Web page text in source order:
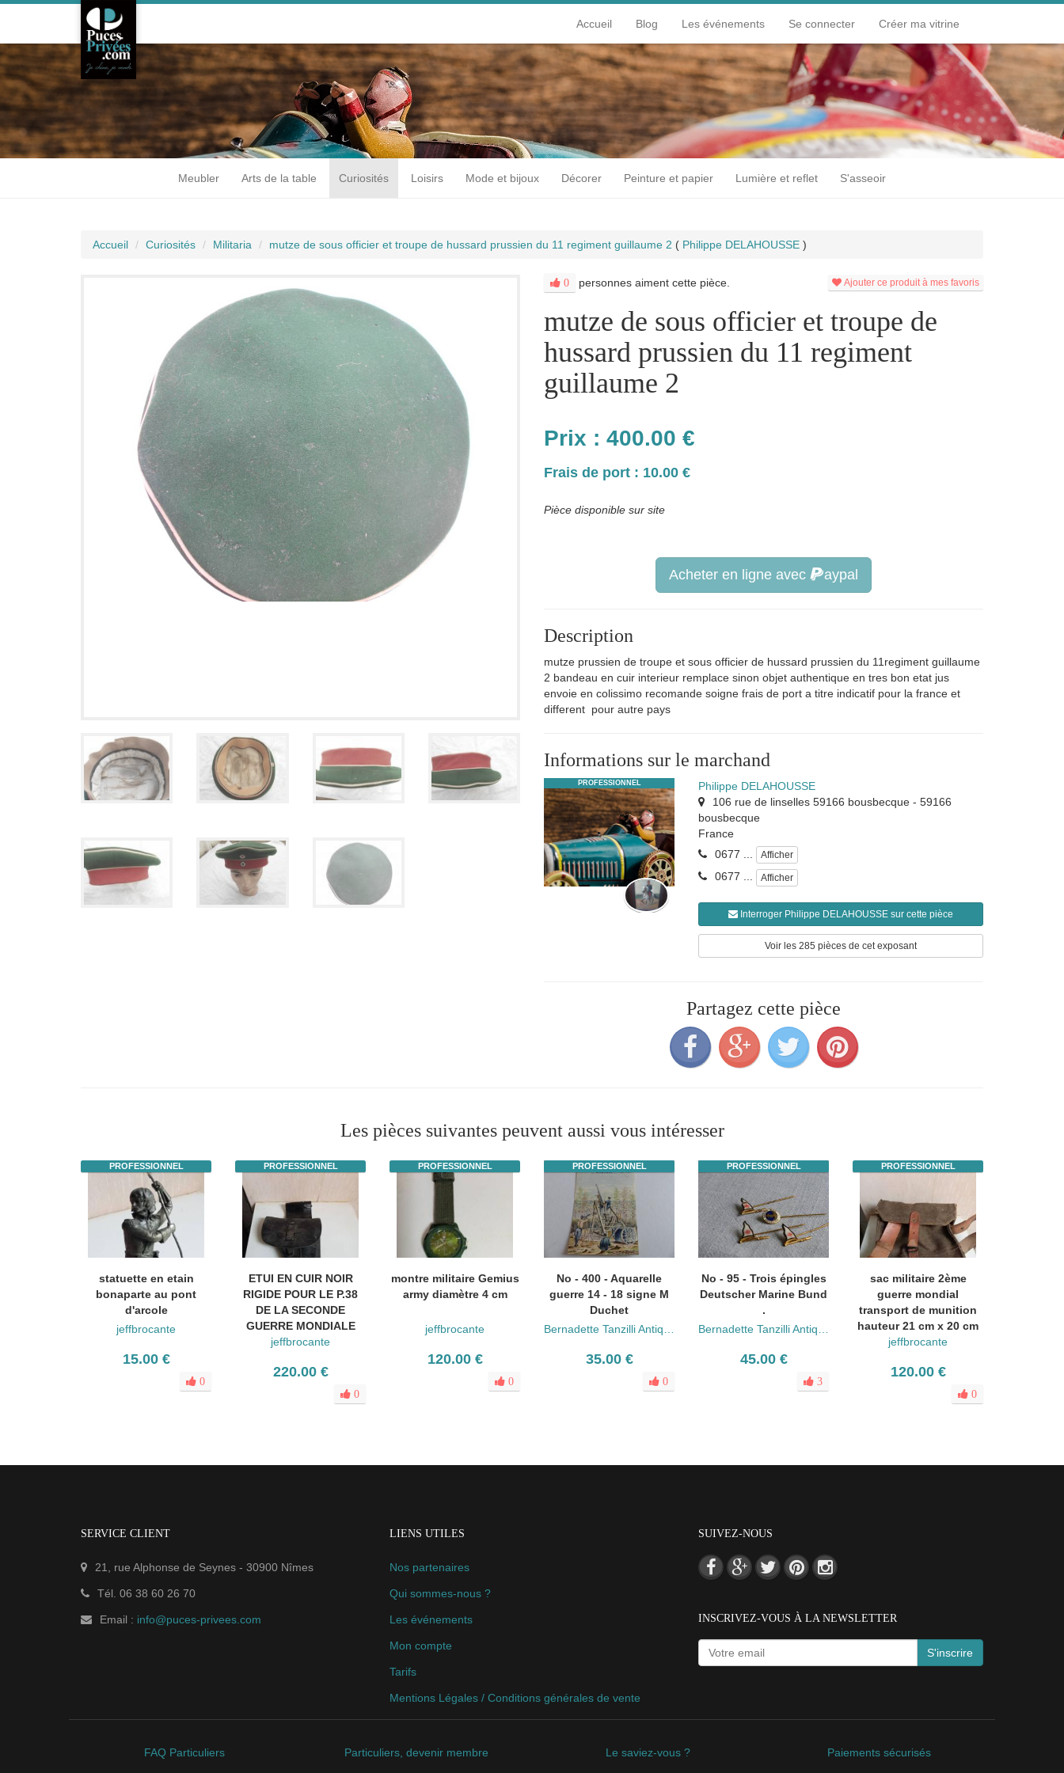
Accueil Blog Les événements Se connecter Créer ma vitrine
Meubler Arts de la table Curiosités Loisirs Mode et bijoux Décorer Peinture et papier Lumière et reflet S'asseoir
Accueil Curiosités Militaria mutze de sous officier et troupe de hussard prussien du 11 regiment guillaume 2 ( Philippe DELAHOUSSE )
Ajouter ce produit à mes favoris
0 personnes aiment cette pièce.
mutze de sous officier et troupe de
hussard prussien du 11 regiment
guillaume 2
Prix : 400.00 €
Frais de port : 10.00 €
Pièce disponible sur site
Acheter en ligne avec aypal
Description
mutze prussien de troupe et sous officier de hussard prussien du 11regiment guillaume
2 bandeau en cuir interieur remplace sinon objet authentique en tres bon etat jus
envoie en colissimo recomande soigne frais de port a titre indicatif pour la france et
different pour autre pays
Informations sur le marchand
PROFESSIONNEL
Philippe DELAHOUSSE
106 rue de linselles 59166 bousbecque - 59166
bousbecque
France
0677 ...
Afficher
0677 ... Afficher
Interroger Philippe DELAHOUSSE sur cette pièce
Voir les 285 pièces de cet exposant
Partagez cette pièce
Les pièces suivantes peuvent aussi vous intéresser
PROFESSIONNEL
statuette en etain
bonaparte au pont
d'arcole
jeffbrocante
15.00 €
0
PROFESSIONNEL
ETUI EN CUIR NOIR
RIGIDE POUR LE P.38
DE LA SECONDE
GUERRE MONDIALE
jeffbrocante
220.00 €
0
PROFESSIONNEL
montre militaire Gemius
army diamètre 4 cm
jeffbrocante
120.00 €
0
PROFESSIONNEL
No - 400 - Aquarelle
guerre 14 - 18 signe M
Duchet
Bernadette Tanzilli Antiquités
35.00 €
0
PROFESSIONNEL
No - 95 - Trois épingles
Deutscher Marine Bund
.
Bernadette Tanzilli Antiquités
45.00 €
3
PROFESSIONNEL
sac militaire 2ème
guerre mondial
transport de munition
hauteur 21 cm x 20 cm
jeffbrocante
120.00 €
0
SERVICE CLIENT
21, rue Alphonse de Seynes - 30900 Nîmes
Tél. 06 38 60 26 70
Email : info@puces-privees.com
LIENS UTILES
Nos partenaires
Qui sommes-nous ?
Les événements
Mon compte
Tarifs
Mentions Légales / Conditions générales de vente
SUIVEZ-NOUS
INSCRIVEZ-VOUS À LA NEWSLETTER
S'inscrire
FAQ Particuliers Particuliers, devenir membre Le saviez-vous ? Paiements sécurisés